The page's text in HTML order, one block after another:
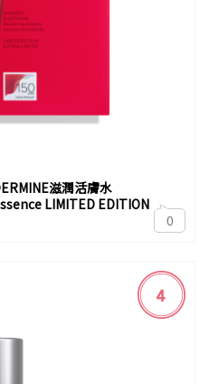
滋潤活膚水
LIMITED EDITION
0
4